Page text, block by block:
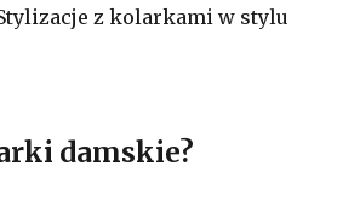
z kolarkami w stylu
damskie?